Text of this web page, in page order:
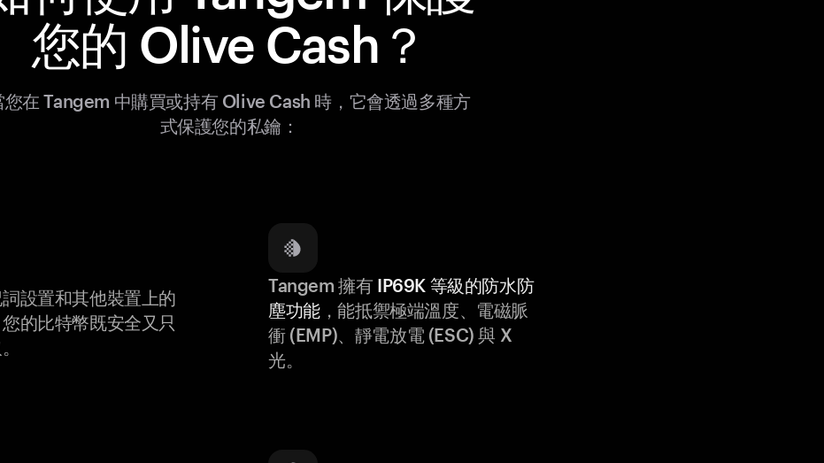
您的 Olive Cash？
您在 Tangem 中購買或持有 Olive Cash 時，它會透過多種方
式保護您的私鑰：
設置和其他裝置上的
的比特幣既安全又只
Tangem 擁有 IP69K 等級的防水防
塵功能，能抵禦極端溫度、電磁脈
衝 (EMP)、靜電放電 (ESC) 與 X
光。